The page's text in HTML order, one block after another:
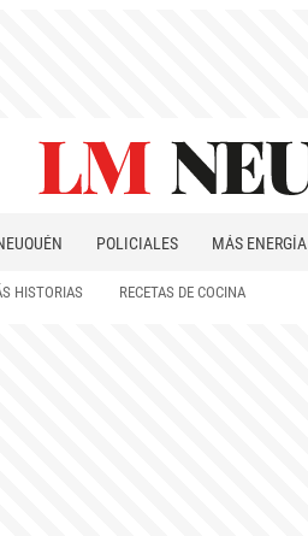
POLICIALES MÁS ENERGÍA
HISTORIAS RECETAS DE COCINA